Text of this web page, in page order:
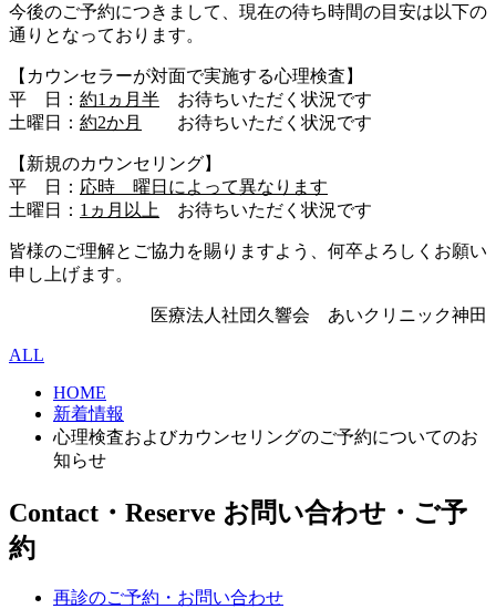
今後のご予約につきまして、現在の待ち時間の目安は以下の
通りとなっております。
【カウンセラーが対面で実施する心理検査】
平 日： 約1ヵ月半 お待ちいただく状況です
土曜日： 約2か月 お待ちいただく状況です
【新規のカウンセリング】
平 日： 応時 曜日によって異なります
土曜日： 1ヵ月以上 お待ちいただく状況です
皆様のご理解とご協力を賜りますよう、何卒よろしくお願い
申し上げます。
医療法人社団久響会 あいクリニック神田
ALL
HOME
新着情報
心理検査およびカウンセリングのご予約についてのお
知らせ
Contact・Reserve お問い合わせ・ご予
約
再診のご予約・お問い合わせ